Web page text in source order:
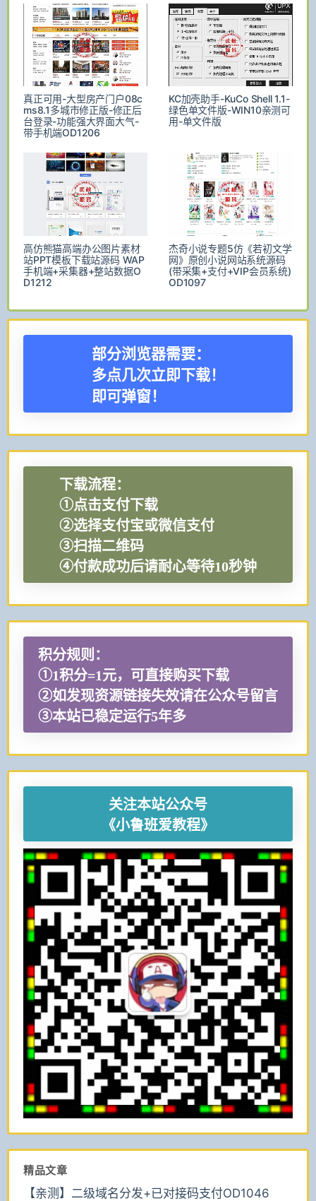
真正可用-大型房产门户08c
ms8.1多城市修正版-修正后
台登录-功能强大界面大气-
带手机端OD1206
KC加壳助手-KuCo Shell 1.1-
绿色单文件版-WIN10亲测可
用-单文件版
高仿熊猫高端办公图片素材
站PPT模板下载站源码 WAP
手机端+采集器+整站数据O
D1212
杰奇小说专题5仿《若初文学
网》原创小说网站系统源码
(带采集+支付+VIP会员系统)
OD1097
部分浏览器需要：
多点几次立即下载！
即可弹窗！
下载流程：
①点击支付下载
②选择支付宝或微信支付
③扫描二维码
④付款成功后请耐心等待10秒钟
积分规则：
①1积分=1元，可直接购买下载
②如发现资源链接失效请在公众号留言
③本站已稳定运行5年多
关注本站公众号
《小鲁班爱教程》
精品文章
【亲测】二级域名分发+已对接码支付OD1046